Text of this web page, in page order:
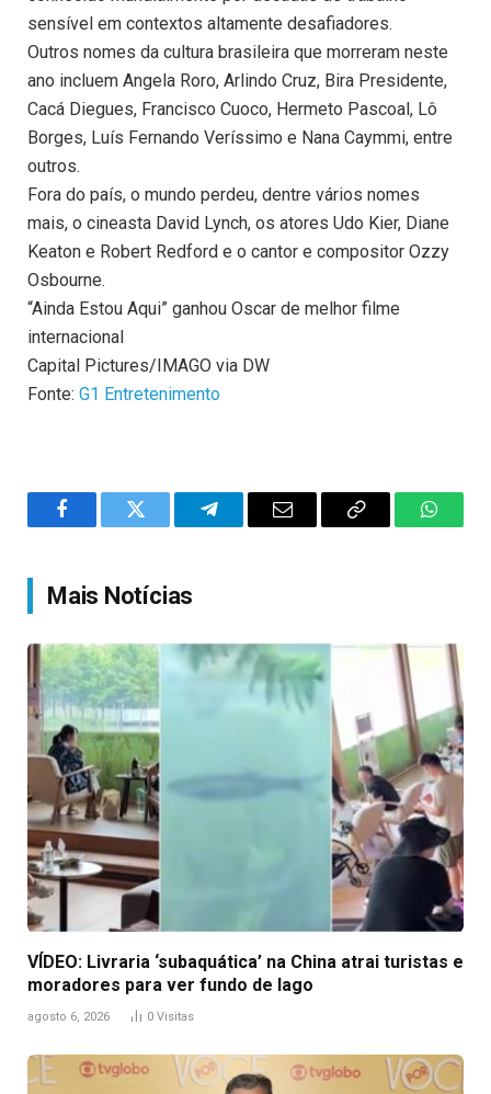
sensível em contextos altamente desafiadores.
Outros nomes da cultura brasileira que morreram neste
ano incluem Angela Roro, Arlindo Cruz, Bira Presidente,
Cacá Diegues, Francisco Cuoco, Hermeto Pascoal, Lô
Borges, Luís Fernando Veríssimo e Nana Caymmi, entre
outros.
Fora do país, o mundo perdeu, dentre vários nomes
mais, o cineasta David Lynch, os atores Udo Kier, Diane
Keaton e Robert Redford e o cantor e compositor Ozzy
Osbourne.
“Ainda Estou Aqui” ganhou Oscar de melhor filme
internacional
Capital Pictures/IMAGO via DW
Fonte: G1 Entretenimento
FacebookTwitter TelegramEmail
Copy
Mais Notícias
VÍDEO: Livraria ‘subaquática’ na China atrai turistas e
moradores para ver fundo de lago
agosto 6, 2026 0 Visitas